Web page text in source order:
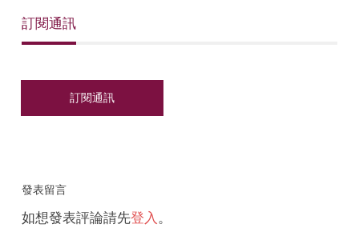
訂閱通訊
發表留言
如想發表評論請先登入 。